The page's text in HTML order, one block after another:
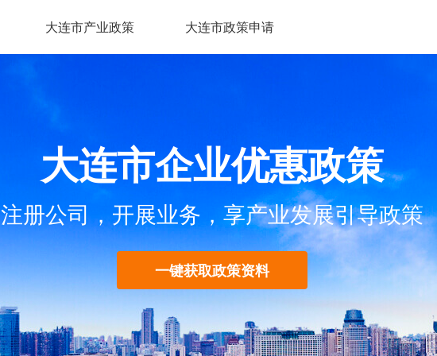
大连市产业政策 大连市政策申请
大连市企业优惠政策
注册公司，开展业务，享产业发展引导政策
一键获取政策资料